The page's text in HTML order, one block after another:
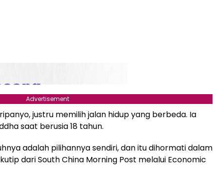
Advertisement
justru memilih jalan hidup yang berbeda. Ia
saat berusia 18 tahun.
adalah pilihannya sendiri, dan itu dihormati dalam
dari South China Morning Post melalui Economic